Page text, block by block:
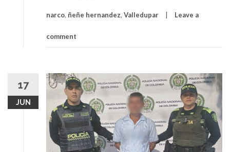
narco, ñeñe hernandez, Valledupar Leave a
comment
17
JUN